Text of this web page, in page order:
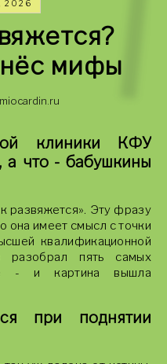
2026
мифы
miocardin.ru
клиники КФУ
а что - бабушкины
развяжется». Эту фразу
она имеет смысл с точки
квалификационной
разобрал пять самых
- и картина вышла
при поднятии